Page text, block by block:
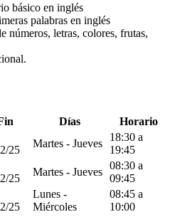
básico en inglés
palabras en inglés
números, letras, colores, frutas,
Días
Horario
25
Martes - Jueves
18:30 a
19:45
25
Martes - Jueves
08:30 a
09:45
25
Lunes -
Miércoles
08:45 a
10:00